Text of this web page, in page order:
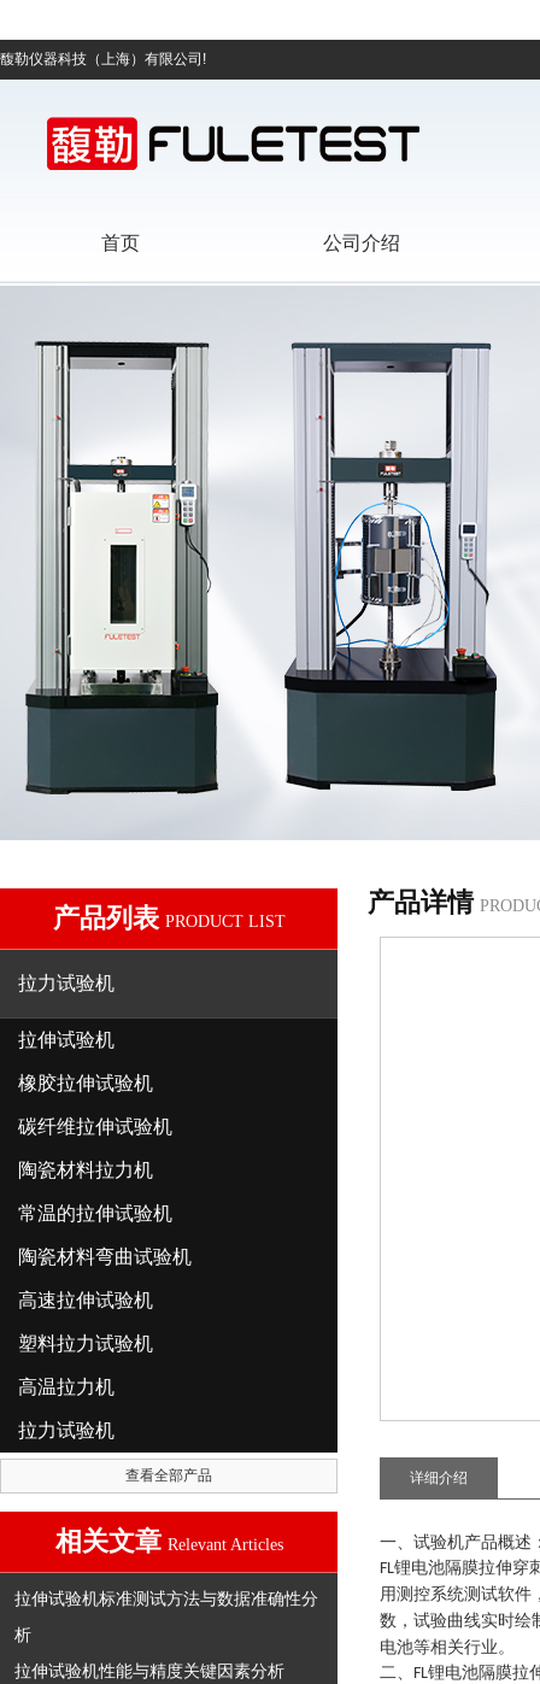
馥勒仪器科技（上海）有限公司!
首页 公司介绍
产品列表 PRODUCT LIST
拉力试验机
拉伸试验机
橡胶拉伸试验机
碳纤维拉伸试验机
陶瓷材料拉力机
常温的拉伸试验机
陶瓷材料弯曲试验机
高速拉伸试验机
塑料拉力试验机
高温拉力机
拉力试验机
查看全部产品
相关文章 Relevant Articles
拉伸试验机标准测试方法与数据准确性分
析
拉伸试验机性能与精度关键因素分析
产品详情
详细介绍
一、试验机产品概述
FL锂电池隔膜拉伸穿
用测控系统测试软件
数，试验曲线实时绘
电池等相关行业。
二、 FL锂电池隔膜拉